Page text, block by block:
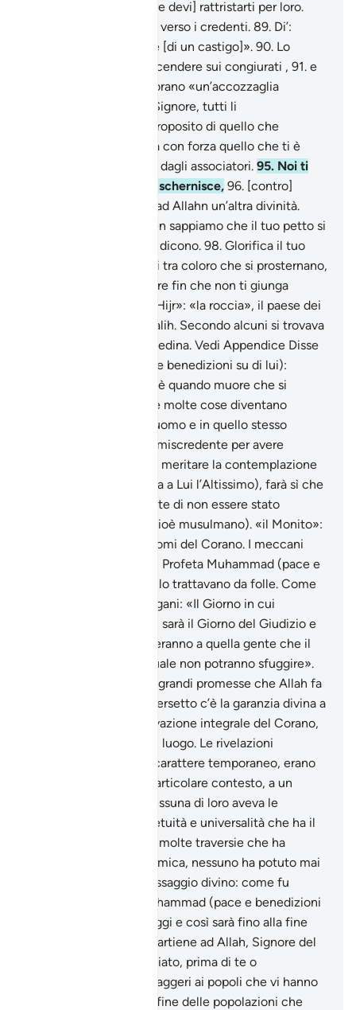
alcuni di loro e [neppure devi] rattristarti per loro.
Abbassa però la tua ala verso i credenti. 89. Di’:
«Sono nunzio evidente [di un castigo]». 90. Lo
stesso che facemmo scendere sui congiurati , 91. e
quelli che fanno del Corano «un’accozzaglia
per il tuo Signore, tutti li
a proposito di quello che
Proclama con forza quello che ti è
stato ordinato e rifuggi dagli associatori. 95. Noi ti
bastiamo contro chi ti schernisce, 96. [contro]
coloro che affiancano ad Allahn un’altra divinità.
Ben sappiamo che il tuo petto si
affligge per quello che dicono. 98. Glorifica il tuo
Signore lodandoLo e sii tra coloro che si prosternano,
e adora il tuo Signore fin che non ti giunga
l’ultima certezza . «Al-Hijr»: «la roccia», il paese dei
Thamùd, il popolo di Salih. Secondo alcuni si trovava
a circa chilometri da Medina. Vedi Appendice Disse
l’Inviato di Allah (pace e benedizioni su di lui):
«Invero l’uomo dorme, è quando muore che si
sveglia». Dopo la morte molte cose diventano
evidenti all’anima dell’uomo e in quello stesso
momento il dolore del miscredente per avere
sprecato l’occasione di meritare la contemplazione
del Volto di Allah (gloria a Lui l’Altissimo), farà sì che
rimpiangerà amaramente di non essere stato
sottomesso ad Allah (cioè musulmano). «il Monito»:
«adh-dhikr», uno dei nomi del Corano. I meccani
politeisti schernivano il Profeta Muhammad (pace e
benedizioni su di lui) e lo trattavano da folle. Come
dire, rispondendo ai pagani: «Il Giorno in cui
scenderanno gli angeli, sarà il Giorno del Giudizio e
quegli angeli non recheranno a quella gente che il
tormento eterno dal quale non potranno sfuggire».
Questa è una delle più grandi promesse che Allah fa
ai credenti. In questo versetto c’è la garanzia divina a
proposito della conservazione integrale del Corano,
in ogni tempo e in ogni luogo. Le rivelazioni
precedenti avevano il carattere temporaneo, erano
cioè state date in un particolare contesto, a un
particolare popolo e nessuna di loro aveva le
caratteristiche di perpetuità e universalità che ha il
Corano. Nonostante le molte traversie che ha
sopportato l’Umma islamica, nessuno ha potuto mai
alterare il testo del Messaggio divino: come fu
dettato dal Profeta Muhammad (pace e benedizioni
su di lui), lo abbiamo oggi e così sarà fino alla fine
dei tempi, «la lode appartiene ad Allah, Signore del
Creato». «Abbiamo inviato, prima di te o
Muhammad, altri messaggeri ai popoli che vi hanno
preceduto.» La misera fine delle popolazioni che